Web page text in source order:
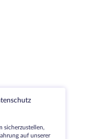
sicherzustellen,
auf unserer